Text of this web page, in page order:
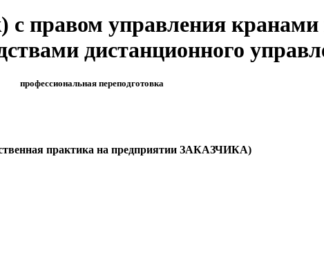
правом управления кранами
дистанционного
профессиональная переподготовка
практика на предприятии ЗАКАЗЧИКА)